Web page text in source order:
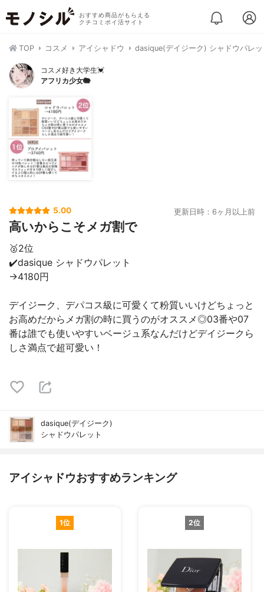
おすすめ商品がもらえる
クチコミポイ活サイト
TOP コスメ アイシャドウ dasique(デイジーク) シャドウパレ
コスメ好き大学生💓
アフリカ少女🐘
5.00 更新日時：6ヶ月以上前
高いからこそメガ割で
🥈2位
✔️dasique シャドウパレット
→4180円
デイジーク、デパコス級に可愛くて粉質いいけどちょっと
お高めだからメガ割の時に買うのがオススメ◎03番や07
番は誰でも使いやすいベージュ系なんだけどデイジークら
しさ満点で超可愛い！
dasique(デイジーク)
シャドウパレット
アイシャドウおすすめランキング
1位 2位